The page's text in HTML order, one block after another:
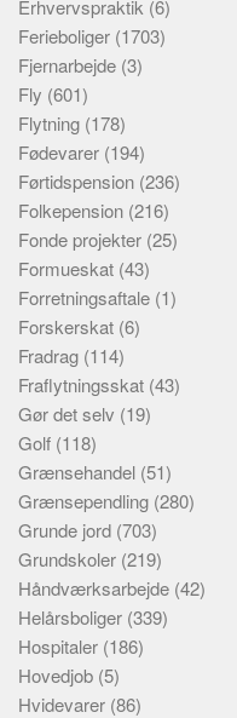
Erhvervspraktik (6)
Ferieboliger (1703)
Fjernarbejde (3)
Fly (601)
Flytning (178)
Fødevarer (194)
Førtidspension (236)
Folkepension (216)
Fonde projekter (25)
Formueskat (43)
Forretningsaftale (1)
Forskerskat (6)
Fradrag (114)
Fraflytningsskat (43)
Gør det selv (19)
Golf (118)
Grænsehandel (51)
Grænsependling (280)
Grunde jord (703)
Grundskoler (219)
Håndværksarbejde (42)
Helårsboliger (339)
Hospitaler (186)
Hovedjob (5)
Hvidevarer (86)